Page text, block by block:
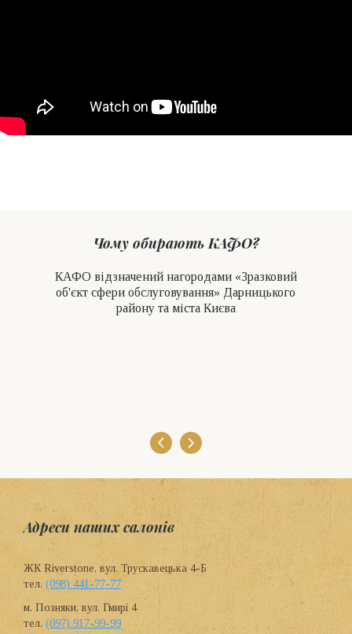
Чому обирають КАФО?
КАФО відзначений нагородами «Зразковий
об'єкт сфери обслуговування» Дарницького
району та міста Києва
Адреси наших салонів
ЖК Riverstone, вул. Трускавецька 4-Б
тел. (098) 441-77-77
м. Позняки, вул. Гмирі 4
тел. (097) 917-99-99